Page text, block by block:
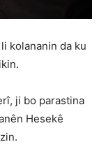
kolananin da ku
ji bo parastina
Hesekê